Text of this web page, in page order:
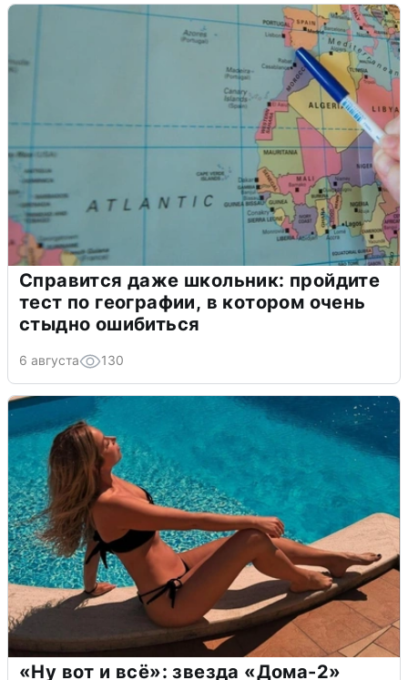
Справится даже школьник: пройдите
тест по географии, в котором очень
стыдно ошибиться
6 августа 130
«Ну вот и всё»: звезда «Дома-2»